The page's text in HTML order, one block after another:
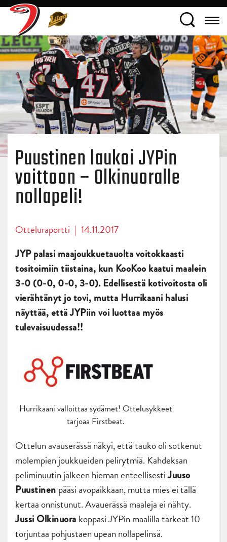
Puustinen laukoi JYPin
voittoon – Olkinuoralle
nollapeli!
Otteluraportti | 14.11.2017
JYP palasi maajoukkuetauolta voitokkaasti
tositoimiin tiistaina, kun KooKoo kaatui maalein
3-0 (0-0, 0-0, 3-0). Edellisestä kotivoitosta oli
vierähtänyt jo tovi, mutta Hurrikaani halusi
näyttää, että JYPiin voi luottaa myös
tulevaisuudessa!!
Hurrikaani valloittaa sydämet! Ottelusykkeet
tarjoaa Firstbeat.
Ottelun avauserässä näkyi, että tauko oli sotkenut
molempien joukkueiden pelirytmiä. Kahdeksan
peliminuutin jälkeen hieman enteellisestiJuuso
Puustinen pääsi avopaikkaan, mutta mies ei tällä
kertaa onnistunut. Avauerässä maaleja ei nähty.
Jussi Olkinuora koppasi JYPin maalilla tärkeät 10
torjuntaa pohjustaen upean nollapelinsä.